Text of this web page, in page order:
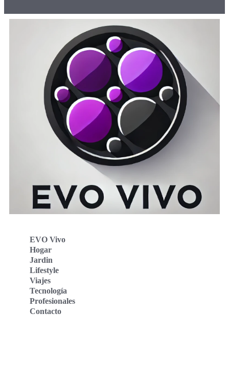
EVO Vivo
Hogar
Jardin
Lifestyle
Viajes
Tecnología
Profesionales
Contacto